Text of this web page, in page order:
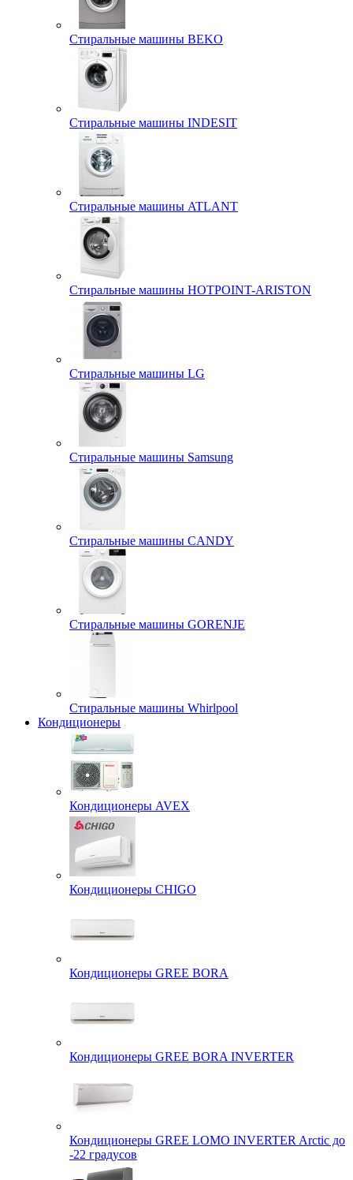
Стиральные машины BEKO
Стиральные машины INDESIT
Стиральные машины ATLANT
Стиральные машины HOTPOINT-ARISTON
Стиральные машины LG
Стиральные машины Samsung
Стиральные машины CANDY
Стиральные машины GORENJE
Стиральные машины Whirlpool
Кондиционеры
Кондиционеры AVEX
Кондиционеры CHIGO
Кондиционеры GREE BORA
Кондиционеры GREE BORA INVERTER
Кондиционеры GREE LOMO INVERTER Arctic до
-22 градусов